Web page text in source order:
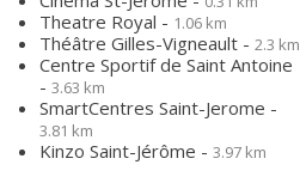
Theatre Royal - 1.06 km
Théâtre Gilles-Vigneault - 2.3 km
Centre Sportif de Saint Antoine
- 3.63 km
SmartCentres Saint-Jerome -
3.81 km
Kinzo Saint-Jérôme - 3.97 km